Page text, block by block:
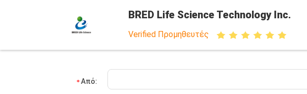
BRED Life Science Technology Inc.
Verified Προμηθευτές
Από: